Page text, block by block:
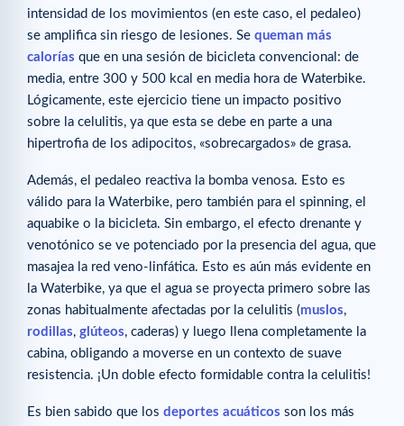
intensidad de los movimientos (en este caso, el pedaleo)
se amplifica sin riesgo de lesiones. Se queman más
calorías que en una sesión de bicicleta convencional: de
media, entre 300 y 500 kcal en media hora de Waterbike.
Lógicamente, este ejercicio tiene un impacto positivo
sobre la celulitis, ya que esta se debe en parte a una
hipertrofia de los adipocitos, «sobrecargados» de grasa.
Además, el pedaleo reactiva la bomba venosa. Esto es
válido para la Waterbike, pero también para el spinning, el
aquabike o la bicicleta. Sin embargo, el efecto drenante y
venotónico se ve potenciado por la presencia del agua, que
masajea la red veno-linfática. Esto es aún más evidente en
la Waterbike, ya que el agua se proyecta primero sobre las
zonas habitualmente afectadas por la celulitis (muslos,
rodillas, glúteos, caderas) y luego llena completamente la
cabina, obligando a moverse en un contexto de suave
resistencia. ¡Un doble efecto formidable contra la celulitis!
Es bien sabido que los deportes acuáticos son los más